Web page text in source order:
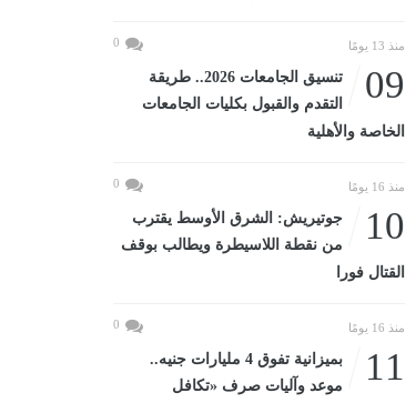
منذ 13 يومًا 0
09
تنسيق الجامعات 2026.. طريقة
التقدم والقبول بكليات الجامعات
الخاصة والأهلية
منذ 16 يومًا 0
10
جوتيريش: الشرق الأوسط يقترب
من نقطة اللاسيطرة ويطالب بوقف
القتال فورا
منذ 16 يومًا 0
11
بميزانية تفوق 4 مليارات جنيه..
موعد وآليات صرف «تكافل